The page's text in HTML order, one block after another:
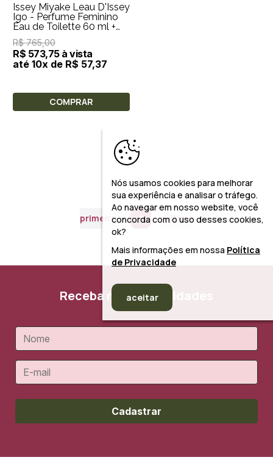
Issey Miyake Leau D'Issey
Igo - Perfume Feminino
Eau de Toilette 60 ml +
Tampa de Viagem 20ml
R$ 765,00
R$ 573,75 à vista
até 10x de R$ 57,37
COMPRAR
primeiro 1 último
Receba nossas novidades
Cadastrar
Nós usamos cookies para melhorar
sua experiência e analisar o tráfego.
Ao navegar em nosso website, você
concorda com o uso desses cookies,
ok?
Mais informações em nossa Política
de Privacidade
aceitar